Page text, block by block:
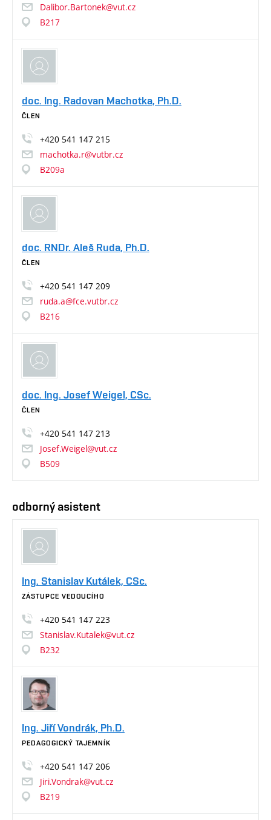
Dalibor.Bartonek@vut.cz
B217
doc. Ing. Radovan Machotka, Ph.D.
ČLEN
+420 541 147 215
machotka.r@vutbr.cz
B209a
doc. RNDr. Aleš Ruda, Ph.D.
ČLEN
+420 541 147 209
ruda.a@fce.vutbr.cz
B216
doc. Ing. Josef Weigel, CSc.
ČLEN
+420 541 147 213
Josef.Weigel@vut.cz
B509
odborný asistent
Ing. Stanislav Kutálek, CSc.
ZÁSTUPCE VEDOUCÍHO
+420 541 147 223
Stanislav.Kutalek@vut.cz
B232
Ing. Jiří Vondrák, Ph.D.
PEDAGOGICKÝ TAJEMNÍK
+420 541 147 206
Jiri.Vondrak@vut.cz
B219